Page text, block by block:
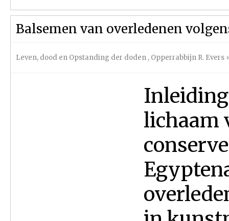
Balsemen van overledenen
Leven, dood en Opstanding der doden , Opperrabbijn R. Evers
lichaam